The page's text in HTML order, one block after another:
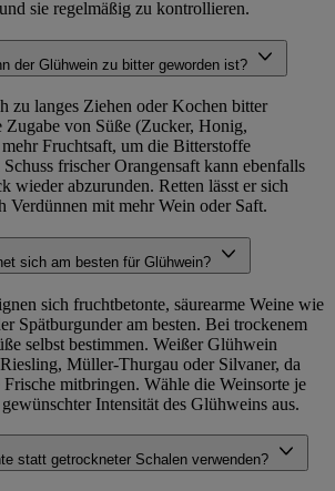
sie regelmäßig zu kontrollieren.
der Glühwein zu bitter geworden ist?
zu langes Ziehen oder Kochen bitter
von Süße (Zucker, Honig,
Fruchtsaft, um die Bitterstoffe
frischer Orangensaft kann ebenfalls
wieder abzurunden. Retten lässt er sich
Verdünnen mit mehr Wein oder Saft.
sich am besten für Glühwein?
sich fruchtbetonte, säurearme Weine wie
Spätburgunder am besten. Bei trockenem
selbst bestimmen. Weißer Glühwein
Müller-Thurgau oder Silvaner, da
Frische mitbringen. Wähle die Weinsorte je
Intensität des Glühweins aus.
statt getrockneter Schalen verwenden?